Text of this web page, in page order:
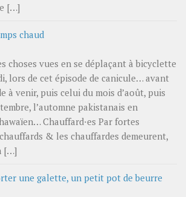
[…]
chaud
choses vues en se déplaçant à bicyclette
lors de cet épisode de canicule… avant
à venir, puis celui du mois d’août, puis
l’automne pakistanais en
Chauffard⋅es Par fortes
& les chauffardes demeurent,
[…]
une galette, un petit pot de beurre